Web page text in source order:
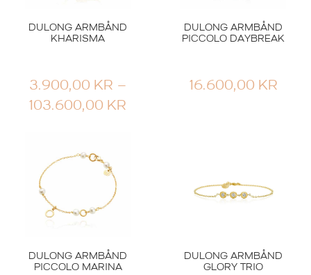
DULONG ARMBÅND
KHARISMA
3.900,00 KR –
103.600,00 KR
DULONG ARMBÅND
PICCOLO DAYBREAK
16.600,00 KR
DULONG ARMBÅND
PICCOLO MARINA
DULONG ARMBÅND
GLORY TRIO